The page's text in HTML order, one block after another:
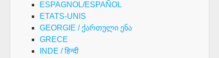
ESPAGNOL/ESPAÑOL
ETATS-UNIS
GEORGIE / ქართული ენა
GRECE
INDE / हिन्दी